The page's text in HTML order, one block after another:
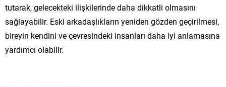
tutarak, gelecekteki ilişkilerinde daha dikkatli olmasını
sağlayabilir. Eski arkadaşlıkların yeniden gözden geçirilmesi,
bireyin kendini ve çevresindeki insanları daha iyi anlamasına
yardımcı olabilir.